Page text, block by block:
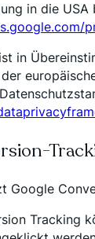
in die
in
Google
Tracking